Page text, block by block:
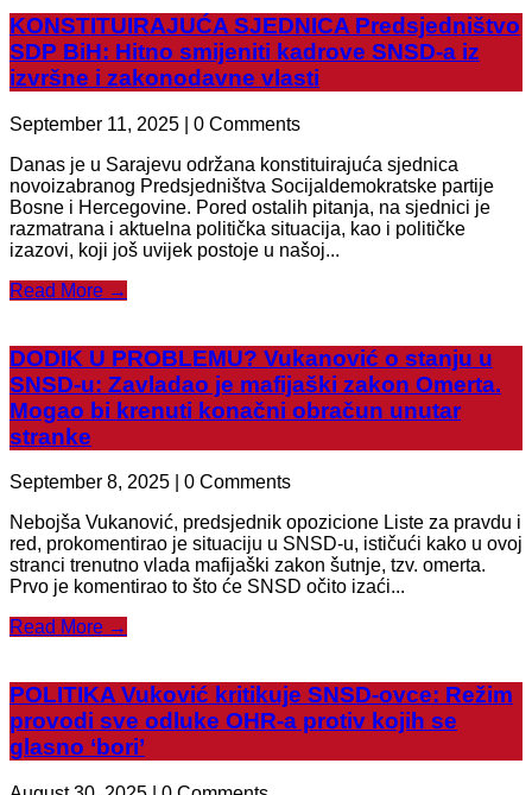
KONSTITUIRAJUĆA SJEDNICA Predsjedništvo
SDP BiH: Hitno smijeniti kadrove SNSD-a iz
izvršne i zakonodavne vlasti
September 11, 2025 | 0 Comments
Danas je u Sarajevu održana konstituirajuća sjednica
novoizabranog Predsjedništva Socijaldemokratske partije
Bosne i Hercegovine. Pored ostalih pitanja, na sjednici je
razmatrana i aktuelna politička situacija, kao i političke
izazovi, koji još uvijek postoje u našoj...
Read More →
DODIK U PROBLEMU? Vukanović o stanju u
SNSD-u: Zavladao je mafijaški zakon Omerta.
Mogao bi krenuti konačni obračun unutar
stranke
September 8, 2025 | 0 Comments
Nebojša Vukanović, predsjednik opozicione Liste za pravdu i
red, prokomentirao je situaciju u SNSD-u, ističući kako u ovoj
stranci trenutno vlada mafijaški zakon šutnje, tzv. omerta.
Prvo je komentirao to što će SNSD očito izaći...
Read More →
POLITIKA Vuković kritikuje SNSD-ovce: Režim
provodi sve odluke OHR-a protiv kojih se
glasno ‘bori’